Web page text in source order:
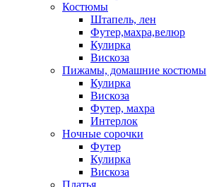
Костюмы
Штапель, лен
Футер,махра,велюр
Кулирка
Вискоза
Пижамы, домашние костюмы
Кулирка
Вискоза
Футер, махра
Интерлок
Ночные сорочки
Футер
Кулирка
Вискоза
Платья